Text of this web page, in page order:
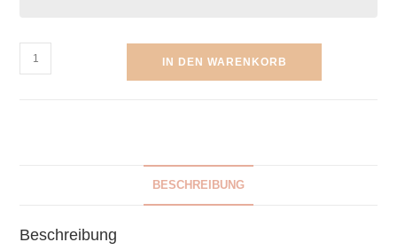
IN DEN WARENKORB
BESCHREIBUNG
Beschreibung